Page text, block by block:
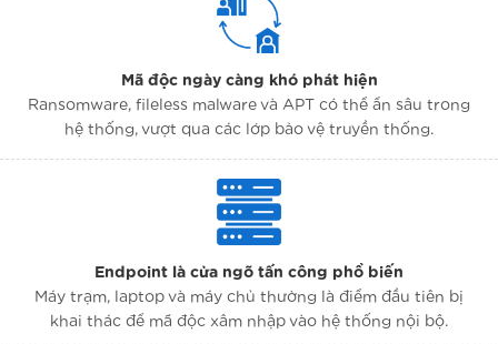
Mã độc ngày càng khó phát hiện
Ransomware, fileless malware và APT có thể ẩn sâu trong
hệ thống, vượt qua các lớp bảo vệ truyền thống.
Endpoint là cửa ngõ tấn công phổ biến
Máy trạm, laptop và máy chủ thường là điểm đầu tiên bị
khai thác để mã độc xâm nhập vào hệ thống nội bộ.